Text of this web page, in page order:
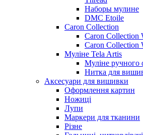
Наборы мулине
DMC Etoile
Caron Collection
Caron Collection
Caron Collection
Муліне Tela Artis
Муліне ручного
Нитка для
Аксесуари для вишивки
Оформлення картин
Ножиці
Лупи
Маркери для тканини
Різне